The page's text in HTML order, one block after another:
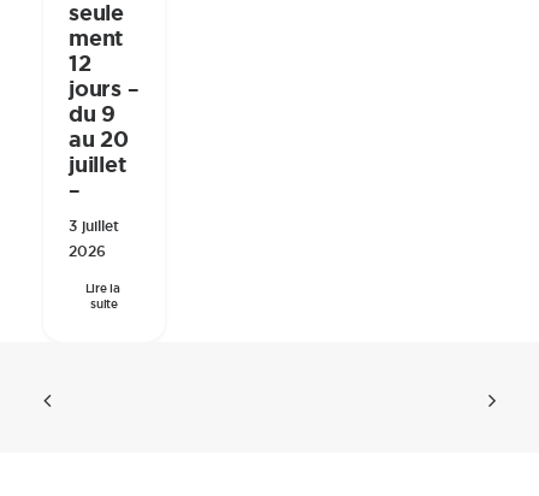
seule
ment
12
jours –
du 9
au 20
juillet
–
3 juillet
2026
Lire la
suite